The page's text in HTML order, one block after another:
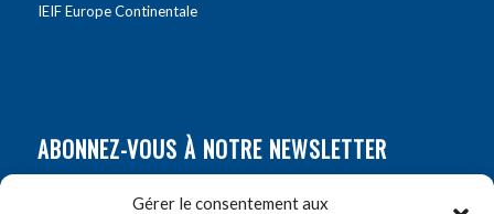
Gérer le consentement aux
IEIF Europe Continentale
ABONNEZ-VOUS À NOTRE NEWSLETTER